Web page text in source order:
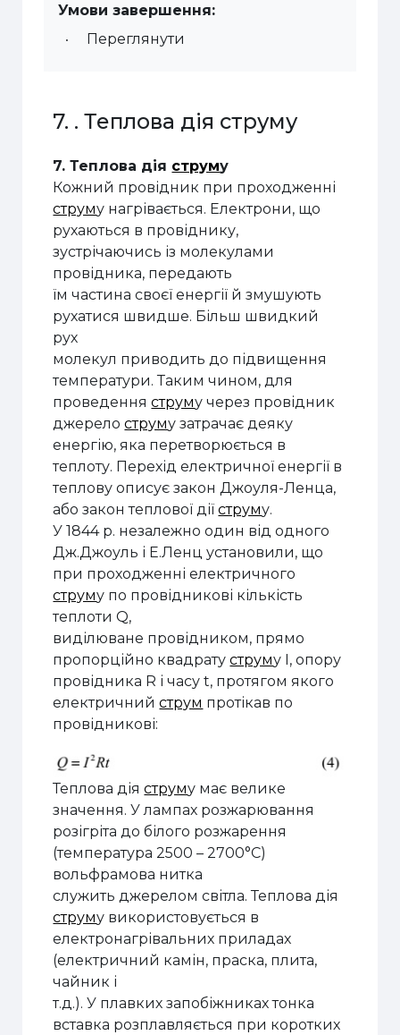
Умови завершення:
Переглянути
7. . Теплова дія струму
7. Теплова дія струму
Кожний провідник при проходженні
струму нагрівається. Електрони, що
рухаються в провіднику,
зустрічаючись із молекулами
провідника, передають
їм частина своєї енергії й змушують
рухатися швидше. Більш швидкий
рух
молекул приводить до підвищення
температури. Таким чином, для
проведенняструму через провідник
джерелоструму затрачає деяку
енергію, яка перетворюється в
теплоту. Перехід електричної енергії в
теплову описує закон Джоуля-Ленца,
або закон теплової діїструму.
У 1844 р. незалежно один від одного
Дж.Джоуль і Е.Ленц установили, що
при проходженні електричного
струму по провідникові кількість
теплотиQ,
виділюване провідником, прямо
пропорційно квадратуструму I, опору
провідника R і часуt, протягом якого
електричнийструм протікав по
провідникові:
Теплова діяструму має велике
значення. У лампах розжарювання
розігріта до білого розжарення
(температура 2500 – 2700°С)
вольфрамова нитка
служить джерелом світла. Теплова дія
струму використовується в
електронагрівальних приладах
(електричний камін, праска, плита,
чайник і
т.д.). У плавких запобіжниках тонка
вставка розплавляється при коротких